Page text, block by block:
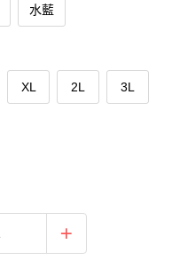
水藍
XL 2L 3L